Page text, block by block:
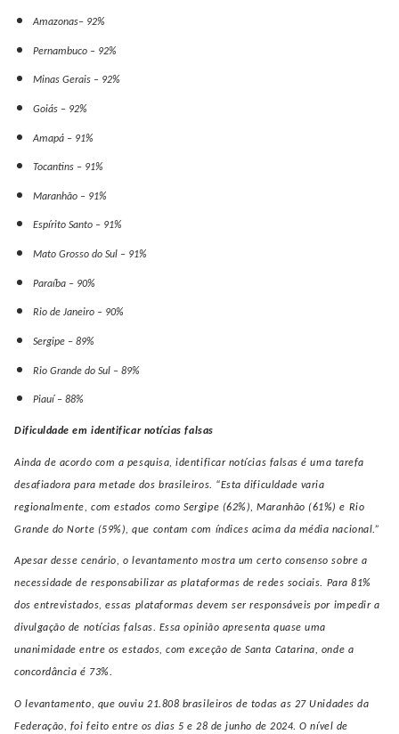
Amazonas– 92%
Pernambuco – 92%
Minas Gerais – 92%
Goiás – 92%
Amapá – 91%
Tocantins – 91%
Maranhão – 91%
Espírito Santo – 91%
Mato Grosso do Sul – 91%
Paraíba – 90%
Rio de Janeiro – 90%
Sergipe – 89%
Rio Grande do Sul – 89%
Piauí – 88%
Dificuldade em identificar notícias falsas
Ainda de acordo com a pesquisa, identificar notícias falsas é uma tarefa
desafiadora para metade dos brasileiros. “Esta dificuldade varia
regionalmente, com estados como Sergipe (62%), Maranhão (61%) e Rio
Grande do Norte (59%), que contam com índices acima da média nacional.”
Apesar desse cenário, o levantamento mostra um certo consenso sobre a
necessidade de responsabilizar as plataformas de redes sociais. Para 81%
dos entrevistados, essas plataformas devem ser responsáveis por impedir a
divulgação de notícias falsas. Essa opinião apresenta quase uma
unanimidade entre os estados, com exceção de Santa Catarina, onde a
concordância é 73%.
O levantamento, que ouviu 21.808 brasileiros de todas as 27 Unidades da
Federação, foi feito entre os dias 5 e 28 de junho de 2024. O nível de